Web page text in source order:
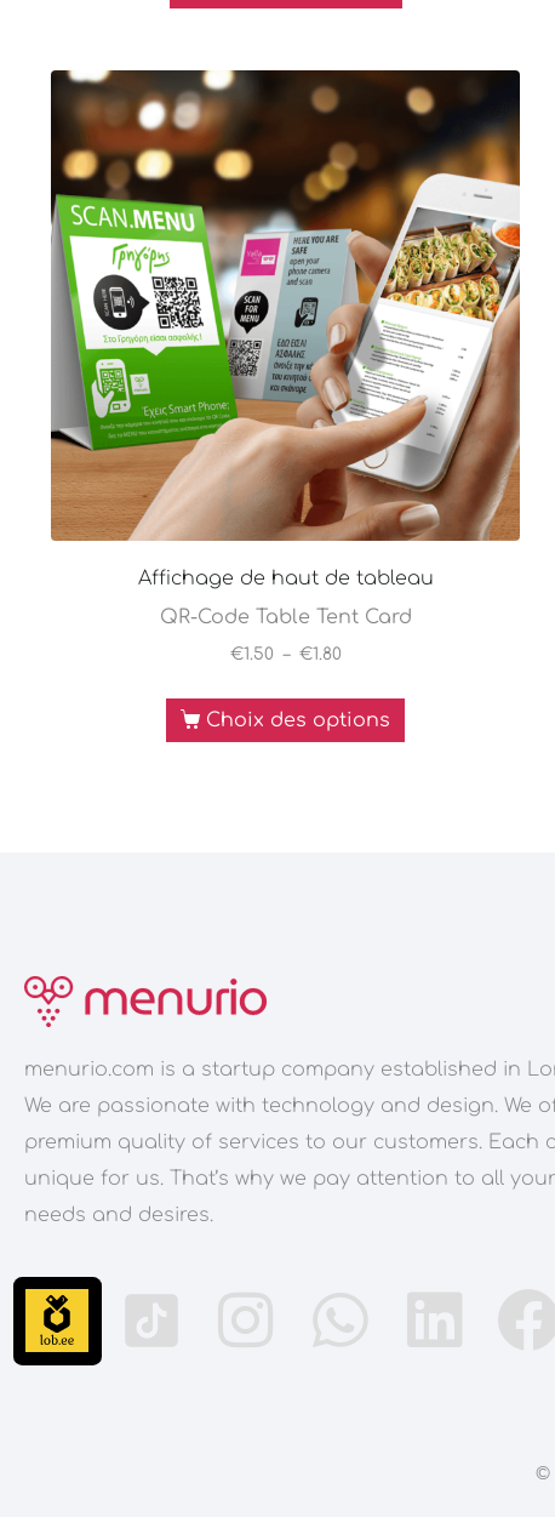
Affichage de haut de tableau
QR-Code Table Tent Card
€1.50 – €1.80
Choix des options
menurio.com is a startup company established in
We are passionate with technology and design. We
premium quality of services to our customers. Each
unique for us. That’s why we pay attention to all
needs and desires.
©